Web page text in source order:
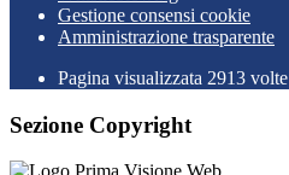
Gestione consensi cookie
Amministrazione trasparente
Pagina visualizzata 2913 volte
Sezione Copyright